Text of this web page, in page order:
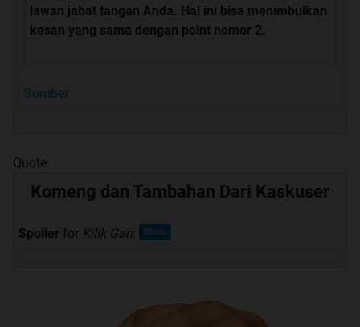
lawan jabat tangan Anda. Hal ini bisa menimbulkan
kesan yang sama dengan point nomor 2.
Sumber
Quote:
Komeng dan Tambahan Dari Kaskuser
Spoiler for Kilik Gan